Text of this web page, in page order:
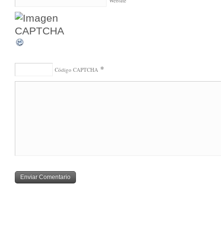
Código CAPTCHA *